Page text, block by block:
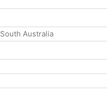
South Australia